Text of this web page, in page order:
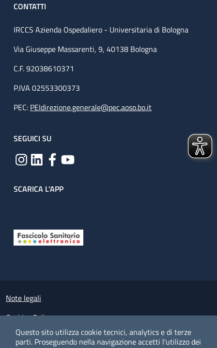
Questo sito utilizza cookie tecnici, analytics e di terze
parti. Proseguendo nella navigazione accetti l'utilizzo dei
CONTATTI
IRCCS Azienda Ospedaliero - Universitaria di Bologna
Via Giuseppe Massarenti, 9, 40138 Bologna
C.F. 92038610371
P.IVA 02553300373
PEC: PEIdirezione.generale@pec.aosp.bo.it
SEGUICI SU
SCARICA L'APP
Small prints
Note legali
Cookies Policy
Policy privacy e protezione del dato personale